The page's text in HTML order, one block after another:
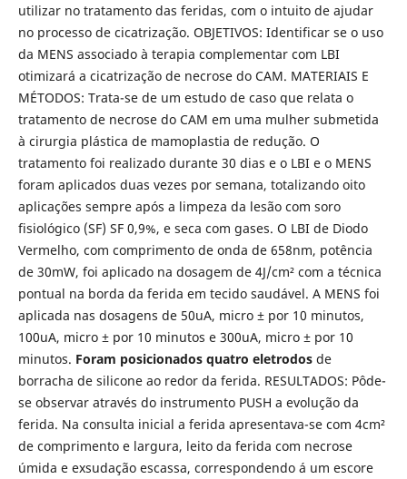
utilizar no tratamento das feridas, com o intuito de ajudar
no processo de cicatrização. OBJETIVOS: Identificar se o uso
da MENS associado à terapia complementar com LBI
otimizará a cicatrização de necrose do CAM. MATERIAIS E
MÉTODOS: Trata-se de um estudo de caso que relata o
tratamento de necrose do CAM em uma mulher submetida
à cirurgia plástica de mamoplastia de redução. O
tratamento foi realizado durante 30 dias e o LBI e o MENS
foram aplicados duas vezes por semana, totalizando oito
aplicações sempre após a limpeza da lesão com soro
fisiológico (SF) SF 0,9%, e seca com gases. O LBI de Diodo
Vermelho, com comprimento de onda de 658nm, potência
de 30mW, foi aplicado na dosagem de 4J/cm² com a técnica
pontual na borda da ferida em tecido saudável. A MENS foi
aplicada nas dosagens de 50uA, micro ± por 10 minutos,
100uA, micro ± por 10 minutos e 300uA, micro ± por 10
minutos. Foram posicionados quatro eletrodosde
borracha de silicone ao redor da ferida. RESULTADOS: Pôde-
se observar através do instrumento PUSH a evolução da
ferida. Na consulta inicial a ferida apresentava-se com 4cm²
de comprimento e largura, leito da ferida com necrose
úmida e exsudação escassa, correspondendo á um escore